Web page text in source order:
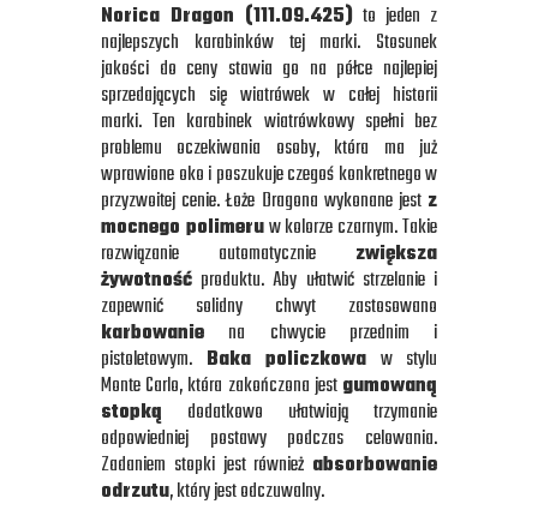
Norica Dragon (111.09.425) to jeden z
najlepszych karabinków tej marki. Stosunek
jakości do ceny stawia go na półce najlepiej
sprzedających się wiatrówek w całej historii
marki. Ten karabinek wiatrówkowy spełni bez
problemu oczekiwania osoby, która ma już
wprawione oko i poszukuje czegoś konkretnego w
przyzwoitej cenie. Łoże Dragona wykonane jest z
mocnego polimeruw kolorze czarnym. Takie
rozwiązanie automatycznie zwiększa
żywotność produktu. Aby ułatwić strzelanie i
zapewnić solidny chwyt zastosowano
karbowanie na chwycie przednim i
pistoletowym. Baka policzkowa w stylu
Monte Carlo, która zakończona jestgumowaną
stopką dodatkowo ułatwiają trzymanie
odpowiedniej postawy podczas celowania.
Zadaniem stopki jest również absorbowanie
odrzutu, który jest odczuwalny.